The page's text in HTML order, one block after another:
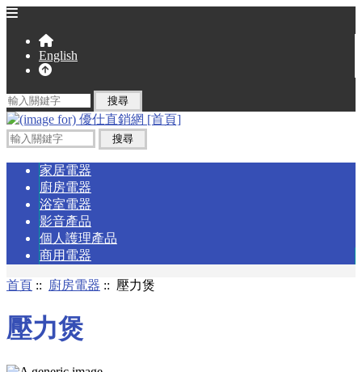
English
家居電器
廚房電器
浴室電器
影音產品
個人護理產品
商用電器
首頁 :: 廚房電器 :: 壓力煲
壓力煲